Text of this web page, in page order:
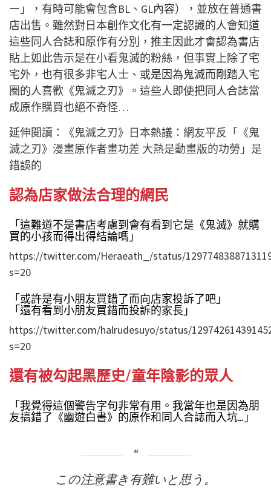
ー」，有時可能會包含BL、GL內容），並放在普通書
店出售。雖然對日本創作文化有一定認識的人會知道
這些同人合誌和原作有分別，推主因此才會認為書店
貼上如此告示是在小看鬼滅的粉絲，但事實上除了宅
宅外，也有很多非宅人士、或是因為鬼滅而剛踏入宅
圈的人喜歡《鬼滅之刃》。這些人即使把同人合誌當
成原作購買也絕不奇怪…
延伸閱讀：
《鬼滅之刃》日本熱議：網友平反「《鬼
滅之刃》漫畫原作者畫功差 大熱是動畫版的功勞」是
錯誤的
認為店家做法合理的網民
「這難道不是書店考慮到會有看到它是《鬼滅》就購
買的小孩而得出得結論嗎」
https://twitter.com/Heraeath_/status/
s=20
「或許是有小朋友買錯了而向店家投訴了吧」
「還有看到小朋友買錯而投訴的家長」
https://twitter.com/halrudesuyo/status/
s=20
還有被勾起黑歷史/童年陰影的眾人
「我覺得這個警告字句非常有用。我當年也是因為朋
友搞錯了《幽遊白書》的原作和同人合誌而入坑…」
この注意書き有難いと思う。